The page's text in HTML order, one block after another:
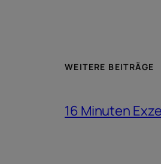
WEITERE BEITRÄGE
16 Minuten